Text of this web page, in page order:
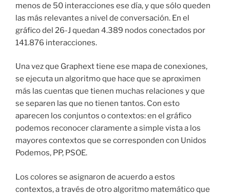
menos de 50 interacciones ese día, y que sólo queden
las más relevantes a nivel de conversación. En el
gráfico del 26-J quedan 4.389 nodos conectados por
141.876 interacciones.
Una vez que Graphext tiene ese mapa de conexiones,
se ejecuta un algoritmo que hace que se aproximen
más las cuentas que tienen muchas relaciones y que
se separen las que no tienen tantos. Con esto
aparecen los conjuntos o contextos: en el gráfico
podemos reconocer claramente a simple vista a los
mayores contextos que se corresponden con Unidos
Podemos, PP, PSOE.
Los colores se asignaron de acuerdo a estos
contextos, a través de otro algoritmo matemático que